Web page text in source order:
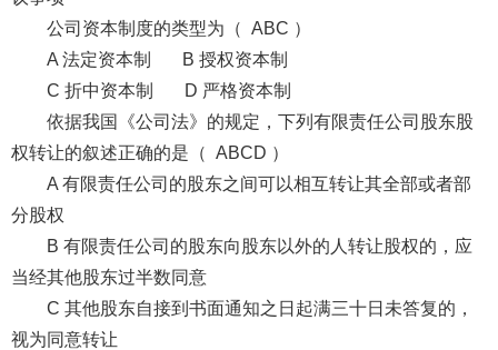
公司资本制度的类型为（ ABC ）
A 法定资本制 B 授权资本制
C 折中资本制 D 严格资本制
依据我国《公司法》的规定，下列有限责任公司股东股
权转让的叙述正确的是（ ABCD ）
A 有限责任公司的股东之间可以相互转让其全部或者部
分股权
B 有限责任公司的股东向股东以外的人转让股权的，应
当经其他股东过半数同意
C 其他股东自接到书面通知之日起满三十日未答复的，
视为同意转让